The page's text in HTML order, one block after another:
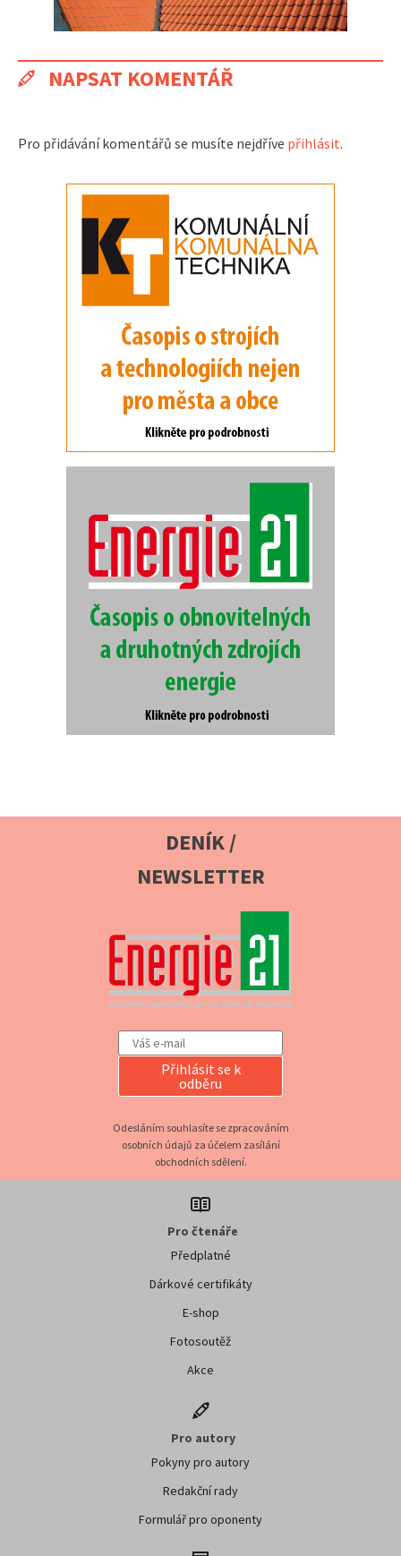
NAPSAT KOMENTÁŘ
Pro přidávání komentářů se musíte nejdříve přihlásit.
DENÍK /
NEWSLETTER
Přihlásit se k
odběru
Odesláním souhlasíte se zpracováním
osobních údajů za účelem zasílání
obchodních sdělení.
Pro čtenáře
Předplatné
Dárkové certifikáty
E-shop
Fotosoutěž
Akce
Pro autory
Pokyny pro autory
Redakční rady
Formulář pro oponenty